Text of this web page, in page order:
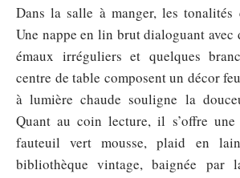
Dans la salle à manger, les tonalités
Une nappe en lin brut dialoguant avec
émaux irréguliers et quelques
centre de table composent un décor
à lumière chaude souligne la
Quant au coin lecture, il s’offre
fauteuil vert mousse, plaid en
bibliothèque vintage, baignée par